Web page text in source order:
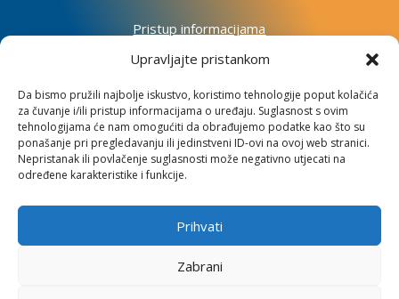
Upravljajte pristankom
Da bismo pružili najbolje iskustvo, koristimo tehnologije poput kolačića
za čuvanje i/ili pristup informacijama o uređaju. Suglasnost s ovim
tehnologijama će nam omogućiti da obrađujemo podatke kao što su
ponašanje pri pregledavanju ili jedinstveni ID-ovi na ovoj web stranici.
Nepristanak ili povlačenje suglasnosti može negativno utjecati na
određene karakteristike i funkcije.
Prihvati
Zabrani
Pristup informacijama
Izjava o pristupačnosti mrežnog sjedišta
Impressum
Informacije o kolačićima
Kontakt
Institut za razvoj i međunarodne odnose